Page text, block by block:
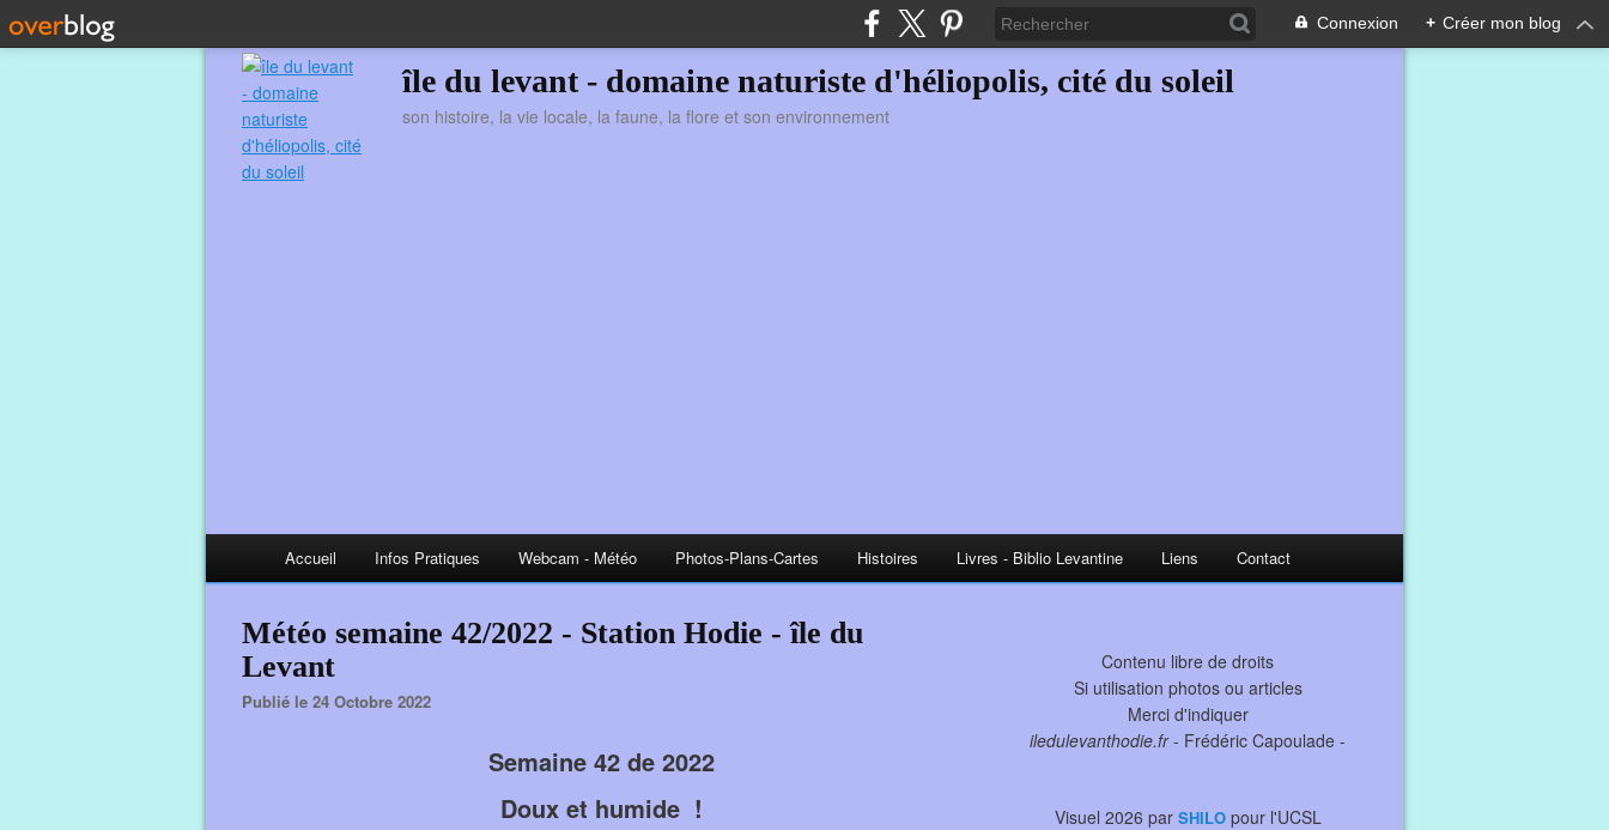
Connexion + Créer mon blog
île du levant - domaine naturiste d'héliopolis, cité du soleil
son histoire, la vie locale, la faune, la flore et son environnement
Accueil Infos Pratiques Webcam - Météo Photos-Plans-Cartes Histoires Livres - Biblio Levantine Liens Contact
Météo semaine 42/2022 - Station Hodie - île du
Levant
Publié le 24 Octobre 2022
Semaine 42 de 2022
Doux et humide !
Contenu libre de droits
Si utilisation photos ou articles
Merci d'indiquer
iledulevanthodie.fr- Frédéric Capoulade -
Visuel 2026 par SHILOpour l'UCSL